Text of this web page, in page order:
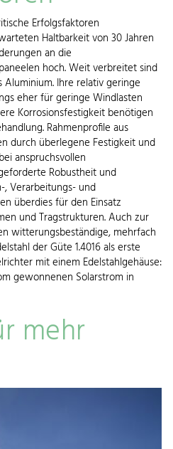
Erfolgsfaktoren
Haltbarkeit von 30 Jahren
an die
hoch. Weit verbreitet sind
Ihre relativ geringe
eher für geringe Windlasten
Korrosionsfestigkeit benötigen
Rahmenprofile aus
durch überlegene Festigkeit und
anspruchsvollen
Robustheit und
Verarbeitungs- und
überdies für den Einsatz
und Tragstrukturen. Auch zur
witterungsbeständige, mehrfach
der Güte 1.4016 als erste
mit einem Edelstahlgehäuse:
gewonnenen Solarstrom in
mehr